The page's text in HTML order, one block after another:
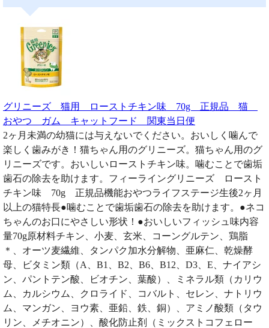
グリニーズ 猫用 ローストチキン味 70g 正規品 猫
おやつ ガム キャットフード 関東当日便
2ヶ月未満の幼猫には与えないでください。おいしく噛んで
楽しく歯みがき！猫ちゃん用のグリニーズ。猫ちゃん用のグ
リニーズです。おいしいローストチキン味。噛むことで歯垢
歯石の除去を助けます。フィーライングリニーズ ロースト
チキン味 70g 正規品機能おやつライフステージ生後2ヶ月
以上の猫特長●噛むことで歯垢歯石の除去を助けます。●ネコ
ちゃんのお口にやさしい形状！●おいしいフィッシュ味内容
量70g原材料チキン、小麦、玄米、コーングルテン、鶏脂
＊、オーツ麦繊維、タンパク加水分解物、亜麻仁、乾燥酵
母、ビタミン類（A、B1、B2、B6、B12、D3、E、ナイアシ
ン、パントテン酸、ビオチン、葉酸）、ミネラル類（カリウ
ム、カルシウム、クロライド、コバルト、セレン、ナトリウ
ム、マンガン、ヨウ素、亜鉛、鉄、銅）、アミノ酸類（タウ
リン、メチオニン）、酸化防止剤（ミックストコフェロー